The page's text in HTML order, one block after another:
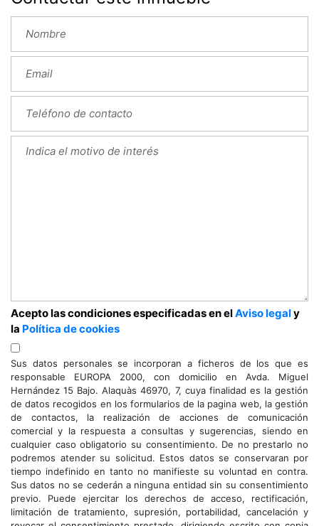
Acepto las condiciones especificadas en elAviso legaly
la Política de cookies
Sus datos personales se incorporan a ficheros de los que es
responsable EUROPA 2000, con domicilio en Avda. Miguel
Hernández 15 Bajo. Alaquàs 46970, 7, cuya finalidad es la gestión
de datos recogidos en los formularios de la pagina web, la gestión
de contactos, la realización de acciones de comunicación
comercial y la respuesta a consultas y sugerencias, siendo en
cualquier caso obligatorio su consentimiento. De no prestarlo no
podremos atender su solicitud. Estos datos se conservaran por
tiempo indefinido en tanto no manifieste su voluntad en contra.
Sus datos no se cederán a ninguna entidad sin su consentimiento
previo. Puede ejercitar los derechos de acceso, rectificación,
limitación de tratamiento, supresión, portabilidad, cancelación y